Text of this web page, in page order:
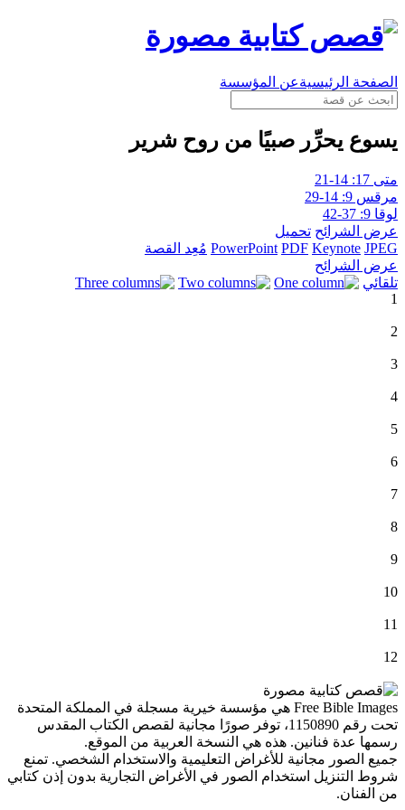
الصفحة الرئيسيةعن المؤسسة
يسوع يحرِّر صبيًا من روح شرير
متى 17: 14-21
مرقس 9: 14-29
لوقا 9: 37-42
عرض الشرائح تحميل
PowerPoint PDF Keynote JPEG
مُعِد القصة
عرض الشرائح
تلقائي
1
2
3
4
5
6
7
8
9
10
11
12
Free Bible Images هي مؤسسة خيرية مسجلة في المملكة المتحدة
تحت رقم 1150890، توفر صورًا مجانية لقصص الكتاب المقدس
رسمها عدة فنانين. هذه هي النسخة العربية من الموقع.
جميع الصور مجانية للأغراض التعليمية والاستخدام الشخصي. تمنع
شروط التنزيل استخدام الصور في الأغراض التجارية بدون إذن كتابي
من الفنان.